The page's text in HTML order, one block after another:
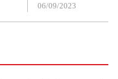
06/09/2023